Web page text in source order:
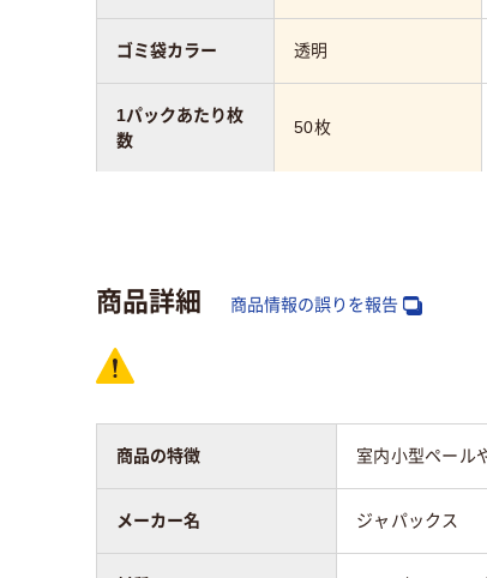
透明
50枚
クリア(透明)系
ゴミ袋カラー
1パックあたり枚
数
カラーグループ
商品詳細 商品情報の誤りを報告
商品の特徴 室内小型ペール
メーカー名 ジャパックス